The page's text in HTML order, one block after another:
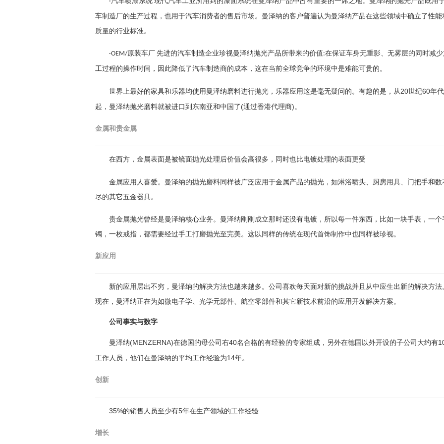
车制造厂的生产过程，也用于汽车消费者的售后市场。曼泽纳的客户普遍认为曼泽纳产品在这些领域中确立了性能
质量的行业标准。
·OEM/原装车厂 先进的汽车制造企业珍视曼泽纳抛光产品所带来的价值:在保证车身无重影、无雾层的同时减少
工过程的操作时间，因此降低了汽车制造商的成本，这在当前全球竞争的环境中是难能可贵的。
世界上最好的家具和乐器均使用曼泽纳磨料进行抛光， 乐器应用这是毫无疑问的。有趣的是，从20世纪60年代
起，曼泽纳抛光磨料就被进口到东南亚和中国了 (通过香港代理商)。
金属和贵金属
在西方，金属表面是被镜面抛光处理后价值会高很多，同时也比电镀处理的表面更受
金属应用 人喜爱。曼泽纳的抛光磨料同样被广泛应用于金属产品的抛光，如淋浴喷头、厨房用具、门把手和数
尽的其它五金器具。
贵金属抛光曾经是曼泽纳核心业务。曼泽纳刚刚成立那时还没有电镀，所以每一件东西，比如一块手表，一个
镯，一枚戒指，都需要经过手工打磨抛光至完美。这以同样的传统在现代首饰制作中也同样被珍视。
新应用
新的应用层出不穷，曼泽纳的解决方法也越来越多。公司喜欢每天面对新的挑战并且从中应生出新的解决方法
现在，曼泽纳正在为如微电子学、光学元部件、航空零部件和其它新技术前沿的应用开发解决方案。
公司事实与数字
曼泽纳(MENZERNA)在德国的母公司右40名合格的有经验的专家组成，另外在德国以外开设的子公司大约有
工作人员，他们在曼泽纳的平均工作经验为14年。
创新
35%的销售人员至少有5年在生产领域的工作经验
增长